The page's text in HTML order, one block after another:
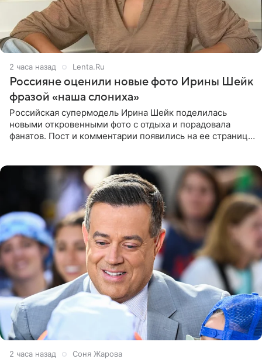
2 часа назад Lenta.Ru
Россияне оценили новые фото Ирины Шейк
фразой «наша слониха»
Российская супермодель Ирина Шейк поделилась
новыми откровенными фото с отдыха и порадовала
фанатов. Пост и комментарии появились на ее странице
2 часа назад Соня Жарова